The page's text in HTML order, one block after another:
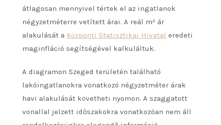
átlagosan mennyivel tértek el az ingatlanok
négyzetméterre vetített árai. A reál m² ár
alakulását a Központi Statisztikai Hivatal eredeti
maginfláció segítségével kalkuláltuk.
A diagramon Szeged területén található
lakóingatlanokra vonatkozó négyzetméter árak
havi alakulását követheti nyomon. A szaggatott
vonallal jelzett időszakokra vonatkozóan nem áll